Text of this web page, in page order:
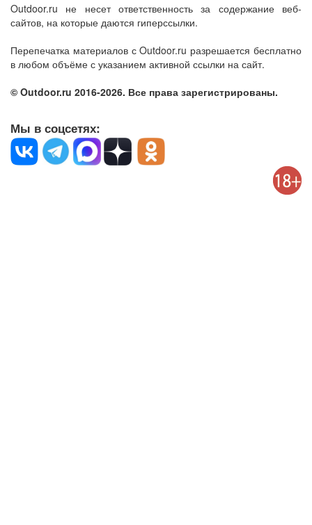
Outdoor.ru не несет ответственность за содержание веб-
сайтов, на которые даются гиперссылки.
Перепечатка материалов с Outdoor.ru разрешается бесплатно
в любом объёме с указанием активной ссылки на сайт.
© Outdoor.ru 2016-2026. Все права зарегистрированы.
Мы в соцсетях: